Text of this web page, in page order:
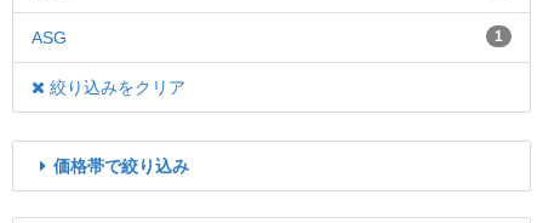
ASG 1
絞り込みをクリア
価格帯で絞り込み